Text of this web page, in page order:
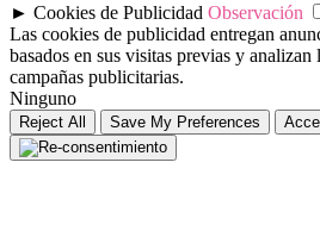
► Cookies de Publicidad Observación
Las cookies de publicidad entregan
basados en sus visitas previas y
campañas publicitarias.
Ninguno
Reject All Save My Preferences